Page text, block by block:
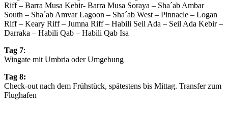
Riff – Barra Musa Kebir- Barra Musa Soraya – Sha´ab Ambar
South – Sha´ab Amvar Lagoon – Sha´ab West – Pinnacle – Logan
Riff – Keary Riff – Jumna Riff – Habili Seil Ada – Seil Ada Kebir –
Darraka – Habili Qab – Habili Qab Isa
Tag 7:
Wingate mit Umbria oder Umgebung
Tag 8:
Check-out nach dem Frühstück, spätestens bis Mittag. Transfer zum
Flughafen